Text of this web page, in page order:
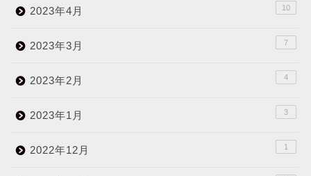
2023年4月 10
2023年3月 7
2023年2月 4
2023年1月 3
2022年12月 1